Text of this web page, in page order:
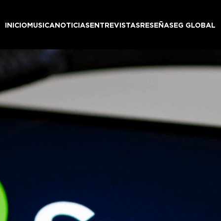
INICIOMUSICANOTICIASENTREVISTASRESEÑASEG GLOBAL